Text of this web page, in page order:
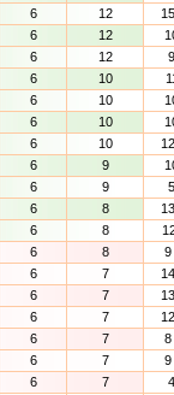
6 12
6 12
6 12
6 10
6 10
6 10
6 10
6 9
6 9
6 8
6 8
6 8
9
6 7
6 7
6 7
6 7
8
6 7
9
6 7